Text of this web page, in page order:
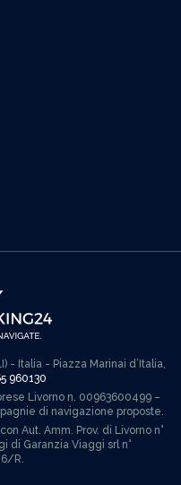
Italia - Piazza Marinai d’Italia,
960130
Livorno n. 00963600499 –
di navigazione proposte.
Aut. Amm. Prov. di Livorno n°
di Garanzia Viaggi srl n°
R.